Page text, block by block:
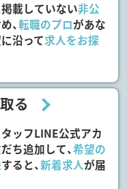
載していない非公
、転職のプロがあな
沿って求人をお探
る
ッフLINE公式アカ
ち追加して、希望の
すると、新着求人が届